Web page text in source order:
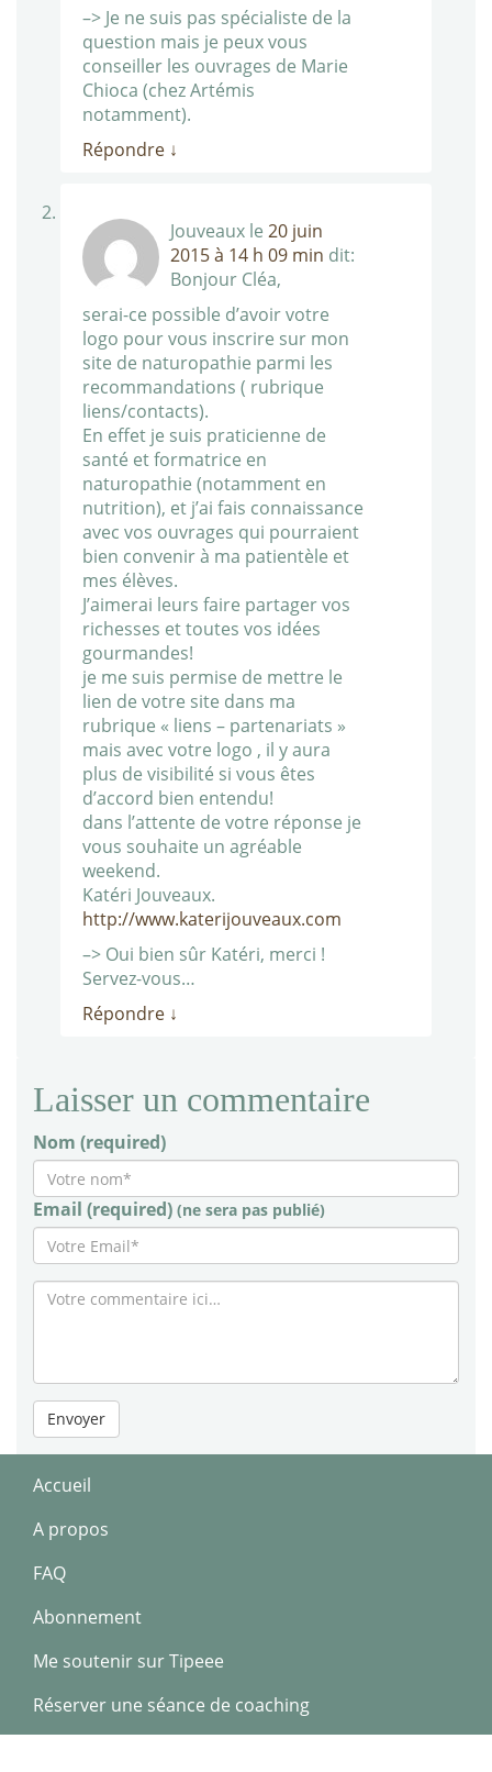
–> Je ne suis pas spécialiste de la
question mais je peux vous
conseiller les ouvrages de Marie
Chioca (chez Artémis
notamment).
Répondre ↓
Jouveaux le 20 juin
2015 à 14 h 09 min dit:
Bonjour Cléa,
serai-ce possible d’avoir votre
logo pour vous inscrire sur mon
site de naturopathie parmi les
recommandations ( rubrique
liens/contacts).
En effet je suis praticienne de
santé et formatrice en
naturopathie (notamment en
nutrition), et j’ai fais connaissance
avec vos ouvrages qui pourraient
bien convenir à ma patientèle et
mes élèves.
J’aimerai leurs faire partager vos
richesses et toutes vos idées
gourmandes!
je me suis permise de mettre le
lien de votre site dans ma
rubrique « liens – partenariats »
mais avec votre logo , il y aura
plus de visibilité si vous êtes
d’accord bien entendu!
dans l’attente de votre réponse je
vous souhaite un agréable
weekend.
Katéri Jouveaux.
http://www.katerijouveaux.com
–> Oui bien sûr Katéri, merci !
Servez-vous…
Répondre ↓
Laisser un commentaire
Nom (required)
Email (required) (ne sera pas publié)
Envoyer
Accueil
A propos
FAQ
Abonnement
Me soutenir sur Tipeee
Réserver une séance de coaching